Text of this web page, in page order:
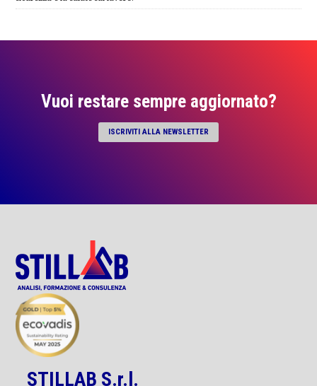
Vuoi restare sempre aggiornato?
ISCRIVITI ALLA NEWSLETTER
STILLAB S.r.l.